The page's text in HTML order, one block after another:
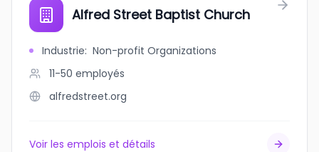
Alfred Street Baptist Church
Industrie: Non-profit Organizations
11-50 employés
alfredstreet.org
Voir les emplois et détails